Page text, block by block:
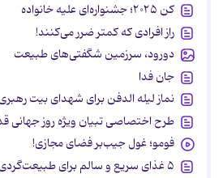
کن ۲۰۲۵؛ جشنواره‌ای علیه خانواده
راز افرادی که کمتر ضرر می‌کنند!
دورود، سرزمین شگفتی‌های طبیعت
جان فدا
نماز لیله الدفن برای شهدای بیت
طرح اختصاصی تبیان ویژه روز جهانی
فومو؛ غول جیب‌بر فضای مجازی!
۵ غذای سریع و سالم برای طبیعت‌گردی